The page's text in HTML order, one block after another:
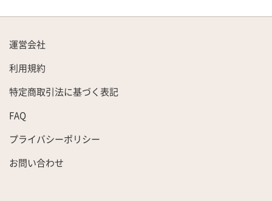
運営会社
利用規約
特定商取引法に基づく表記
FAQ
プライバシーポリシー
お問い合わせ